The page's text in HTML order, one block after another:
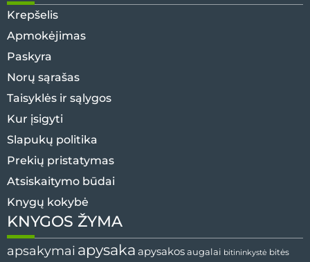
Krepšelis
Apmokėjimas
Paskyra
Norų sąrašas
Taisyklės ir sąlygos
Kur įsigyti
Slapukų politika
Prekių pristatymas
Atsiskaitymo būdai
Knygų kokybė
KNYGOS ŽYMA
apsakymai apysaka apysakos augalai bitininkystė bitės